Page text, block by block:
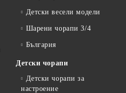
Детски весели модели
Шарени чорапи 3/4
България
Детски чорапи
Детски чорапи за
настроение